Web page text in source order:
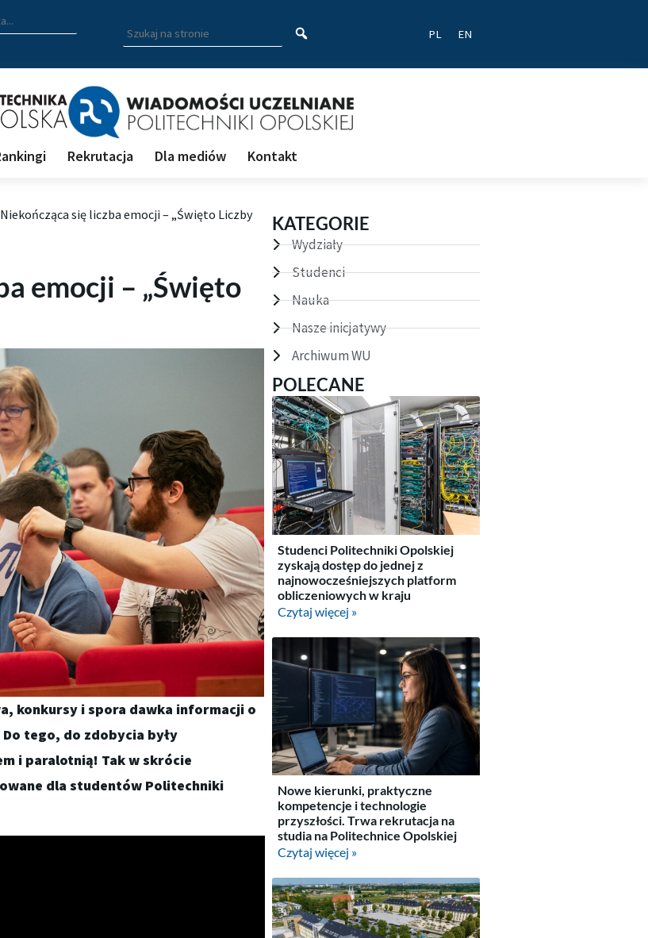
pracowników
fragment nazwiska bądź imię pracownika aby wyszukać
Wpisz
szukaną
frazę
wyszukać
na
PL EN
Rekrutacja Dla mediów Kontakt
Niekończąca się liczba emocji – „Święto Liczby
emocji – „Święto
konkursy i spora dawka informacji o
tego, do zdobycia były
i paralotnią! Tak w skrócie
dla studentów Politechniki
KATEGORIE
Wydziały
Studenci
Nauka
Nasze inicjatywy
Archiwum WU
POLECANE
Studenci Politechniki Opolskiej
zyskają dostęp do jednej z
najnowocześniejszych platform
obliczeniowych w kraju
Czytaj więcej »
Nowe kierunki, praktyczne
kompetencje i technologie
przyszłości. Trwa rekrutacja na
studia na Politechnice Opolskiej
Czytaj więcej »